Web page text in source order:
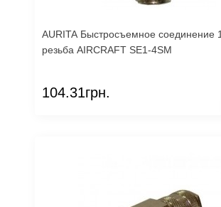
AURITA Быстросъемное соединение 1/2 внешняя
резьба AIRCRAFT SE1-4SM
104.31грн.